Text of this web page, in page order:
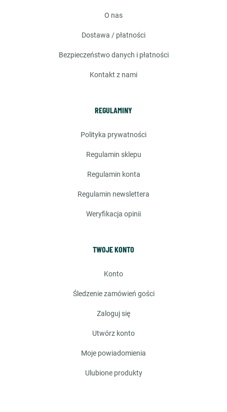
o nas
dostawa / płatności
bezpieczeństwo danych i płatności
kontakt z nami
REGULAMINY
polityka prywatności
regulamin sklepu
regulamin konta
regulamin newslettera
weryfikacja opinii
TWOJE KONTO
konto
śledzenie zamówień gości
zaloguj się
utwórz konto
moje powiadomienia
ulubione produkty